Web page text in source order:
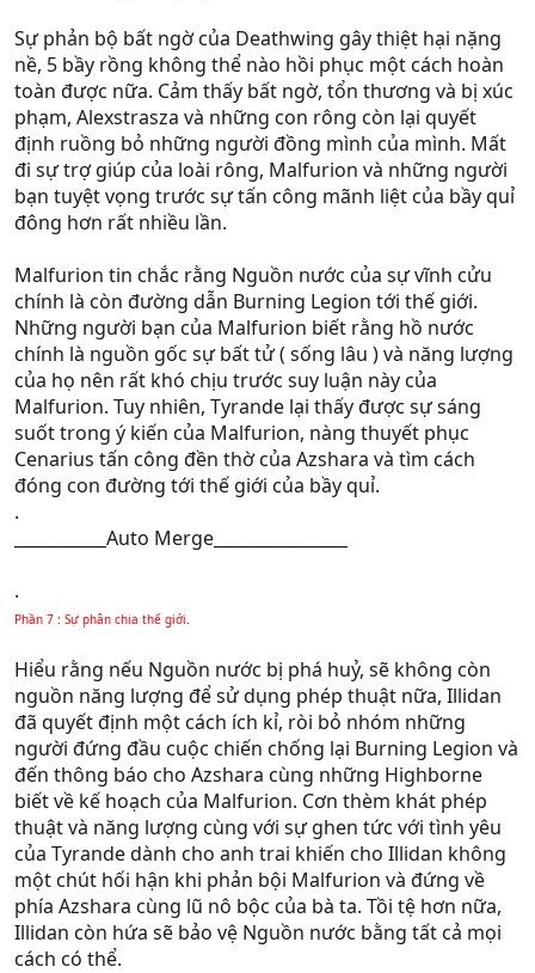
Sự phản bộ bất ngờ của Deathwing gây thiệt hại nặng
nề, 5 bầy rồng không thể nào hồi phục một cách hoàn
toàn được nữa. Cảm thấy bất ngờ, tổn thương và bị xúc
phạm, Alexstrasza và những con rông còn lại quyết
định ruồng bỏ những người đồng mình của mình. Mất
đi sự trợ giúp của loài rông, Malfurion và những người
bạn tuyệt vọng trước sự tấn công mãnh liệt của bầy quỉ
đông hơn rất nhiều lần.
Malfurion tin chắc rằng Nguồn nước của sự vĩnh cửu
chính là còn đường dẫn Burning Legion tới thế giới.
Những người bạn của Malfurion biết rằng hồ nước
chính là nguồn gốc sự bất tử ( sống lâu ) và năng lượng
của họ nên rất khó chịu trước suy luận này của
Malfurion. Tuy nhiên, Tyrande lại thấy được sự sáng
suốt trong ý kiến của Malfurion, nàng thuyết phục
Cenarius tấn công đền thờ của Azshara và tìm cách
đóng con đường tới thế giới của bầy quỉ.
.
___________Auto Merge________________
.
Phần 7 : Sự phân chia thế giới.
Hiểu rằng nếu Nguồn nước bị phá huỷ, sẽ không còn
nguồn năng lượng để sử dụng phép thuật nữa, Illidan
đã quyết định một cách ích kỉ, ròi bỏ nhóm những
người đứng đầu cuộc chiến chống lại Burning Legion và
đến thông báo cho Azshara cùng những Highborne
biết về kế hoạch của Malfurion. Cơn thèm khát phép
thuật và năng lượng cùng với sự ghen tức với tình yêu
của Tyrande dành cho anh trai khiến cho Illidan không
một chút hối hận khi phản bội Malfurion và đứng về
phía Azshara cùng lũ nô bộc của bà ta. Tồi tệ hơn nữa,
Illidan còn hứa sẽ bảo vệ Nguồn nước bằng tất cả mọi
cách có thể.